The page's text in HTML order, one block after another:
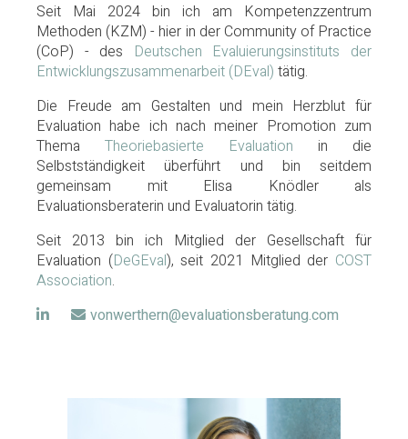
Seit Mai 2024 bin ich am Kompetenzzentrum
Methoden (KZM) - hier in der Community of Practice
(CoP) - des Deutschen Evaluierungsinstituts der
Entwicklungszusammenarbeit (DEval) tätig.
Die Freude am Gestalten und mein Herzblut für
Evaluation habe ich nach meiner Promotion zum
Thema Theoriebasierte Evaluation in die
Selbstständigkeit überführt und bin seitdem
gemeinsam mit Elisa Knödler als
Evaluationsberaterin und Evaluatorin tätig.
Seit 2013 bin ich Mitglied der Gesellschaft für
Evaluation (DeGEval), seit 2021 Mitglied der COST
Association.
vonwerthern@evaluationsberatung.com